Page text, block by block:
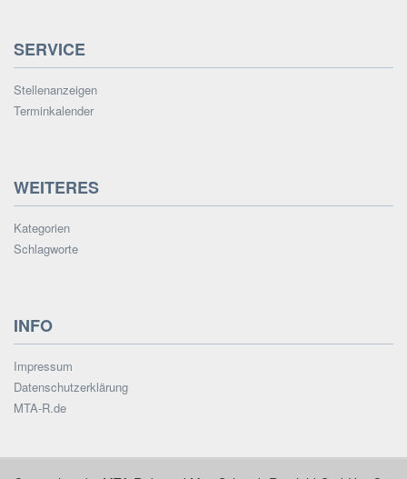
SERVICE
Stellenanzeigen
Terminkalender
WEITERES
Kategorien
Schlagworte
INFO
Impressum
Datenschutzerklärung
MTA-R.de